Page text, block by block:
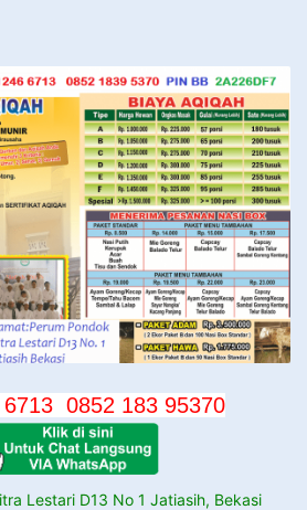
0852 183 95370
Lestari D13 No 1 Jatiasih, Bekasi